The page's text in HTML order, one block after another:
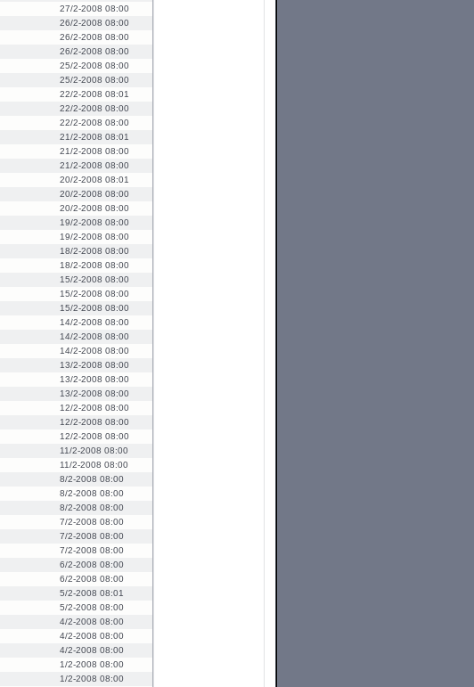
27/2-2008 08:00
26/2-2008 08:00
26/2-2008 08:00
26/2-2008 08:00
25/2-2008 08:00
25/2-2008 08:00
22/2-2008 08:01
22/2-2008 08:00
22/2-2008 08:00
21/2-2008 08:01
21/2-2008 08:00
21/2-2008 08:00
20/2-2008 08:01
20/2-2008 08:00
20/2-2008 08:00
19/2-2008 08:00
19/2-2008 08:00
18/2-2008 08:00
18/2-2008 08:00
15/2-2008 08:00
15/2-2008 08:00
15/2-2008 08:00
14/2-2008 08:00
14/2-2008 08:00
14/2-2008 08:00
13/2-2008 08:00
13/2-2008 08:00
13/2-2008 08:00
12/2-2008 08:00
12/2-2008 08:00
12/2-2008 08:00
11/2-2008 08:00
11/2-2008 08:00
8/2-2008 08:00
8/2-2008 08:00
8/2-2008 08:00
7/2-2008 08:00
7/2-2008 08:00
7/2-2008 08:00
6/2-2008 08:00
6/2-2008 08:00
5/2-2008 08:01
5/2-2008 08:00
4/2-2008 08:00
4/2-2008 08:00
4/2-2008 08:00
1/2-2008 08:00
1/2-2008 08:00